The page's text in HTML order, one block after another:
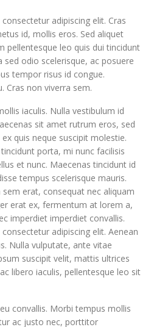
adipiscing elit. Cras
id, mollis eros. Sed aliquet
pellentesque leo quis dui tincidunt
sed odio scelerisque, ac posuere
tempor risus id congue.
Cras non viverra sem.
iaculis. Nulla vestibulum id
sit amet rutrum eros, sed
quis neque suscipit molestie.
porta, mi nunc facilisis
et nunc. Maecenas tincidunt id
tempus scelerisque mauris.
erat, consequat nec aliquam
erat ex, fermentum at lorem a,
imperdiet imperdiet convallis.
adipiscing elit. Aenean
Nulla vulputate, ante vitae
suscipit velit, mattis ultrices
libero iaculis, pellentesque leo sit
convallis. Morbi tempus mollis
ac justo nec, porttitor